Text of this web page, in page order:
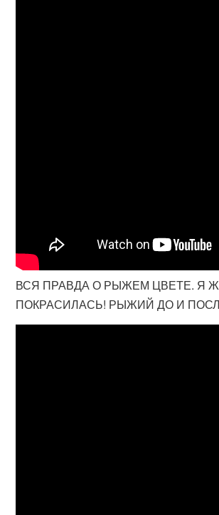
ВСЯ ПРАВДА О РЫЖЕМ ЦВЕТЕ. Я
ПОКРАСИЛАСЬ! РЫЖИЙ ДО И